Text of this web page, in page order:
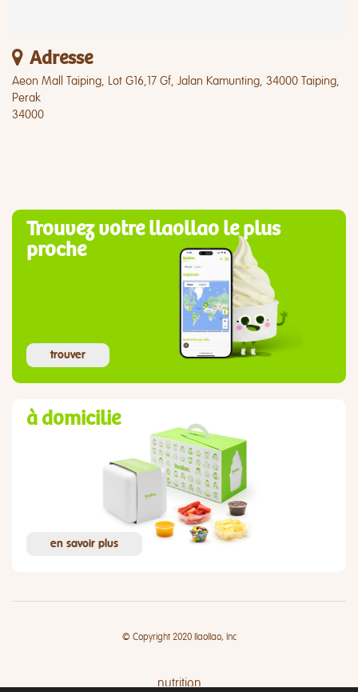
Adresse
Aeon Mall Taiping, Lot G16,17 Gf, Jalan Kamunting, 34000 Taiping,
Perak
34000
Trouvez votre llaollao le plus
proche
trouver
à domicilie
en savoir plus
© Copyright 2020 llaollao, Inc
nutrition